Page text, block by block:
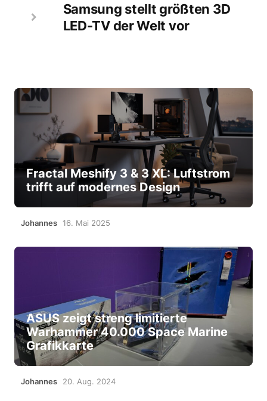
Samsung stellt größten 3D
LED-TV der Welt vor
Fractal Meshify 3 & 3 XL: Luftstrom
trifft auf modernes Design
Johannes 16. Mai 2025
ASUS zeigt streng limitierte
Warhammer 40.000 Space Marine
Grafikkarte
Johannes 20. Aug. 2024